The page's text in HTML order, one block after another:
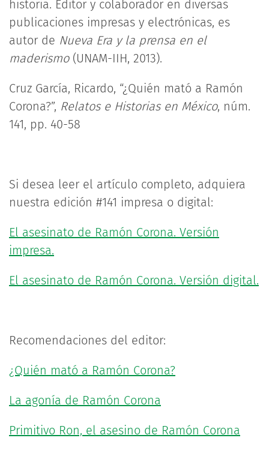
historia. Editor y colaborador en diversas
publicaciones impresas y electrónicas, es
autor de Nueva Era y la prensa en el
maderismo(UNAM-IIH, 2013).
Cruz García, Ricardo, “¿Quién mató a Ramón
Corona?”, Relatos e Historias en México, núm.
141, pp. 40-58
Si desea leer el artículo completo, adquiera
nuestra edición #141 impresa o digital:
El asesinato de Ramón Corona. Versión
impresa.
El asesinato de Ramón Corona. Versión digital.
Recomendaciones del editor:
¿Quién mató a Ramón Corona?
La agonía de Ramón Corona
Primitivo Ron, el asesino de Ramón Corona